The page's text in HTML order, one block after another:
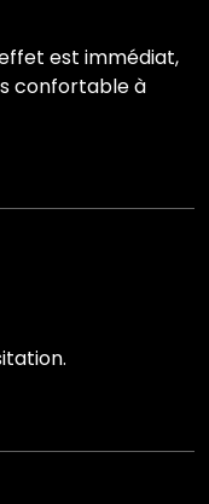
est immédiat,
confortable à